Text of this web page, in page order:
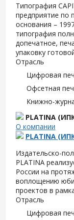
Типография
предприятие по
основания –
типография
допечатное,
упаковку
Отрасль
Цифровая
Офсетная
Книжно-
PLATINA
О компании
PLATINA
Издательско-
PLATINA
России на
воплощению
проектов в
Отрасль
Цифровая